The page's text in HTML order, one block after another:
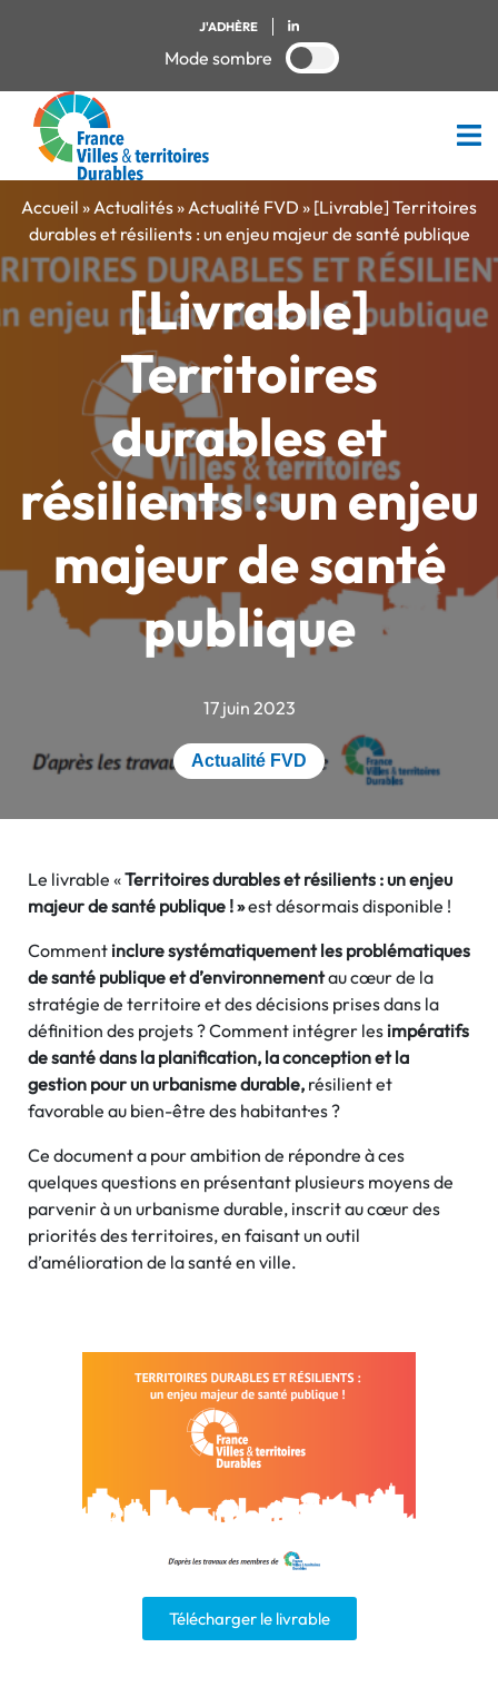
J'ADHÈRE
Mode sombre
Accueil »Actualités»Actualité FVD » [Livrable] Territoires
durables et résilients : un enjeu majeur de santé publique
[Livrable]
Territoires
durables et
résilients : un enjeu
majeur de santé
publique
17 juin 2023
Actualité FVD
Le livrable «Territoires durables et résilients : un enjeu
majeur de santé publique ! »est désormais disponible !
Comment inclure systématiquement les problématiques
de santé publique et d’environnementau cœur de la
stratégie de territoire et des décisions prises dans la
définition des projets ? Comment intégrer les impératifs
de santé dans la planification, la conception et la
gestion pour un urbanisme durable, résilient et
favorable au bien-être des habitant·es ?
Ce document a pour ambition de répondre à ces
quelques questions en présentant plusieurs moyens de
parvenir à un urbanisme durable, inscrit au cœur des
priorités des territoires, en faisant un outil
d’amélioration de la santé en ville.
Télécharger le livrable